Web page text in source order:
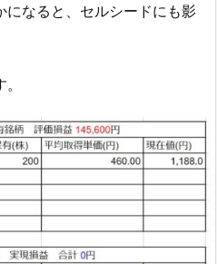
になると、セルシードにも影